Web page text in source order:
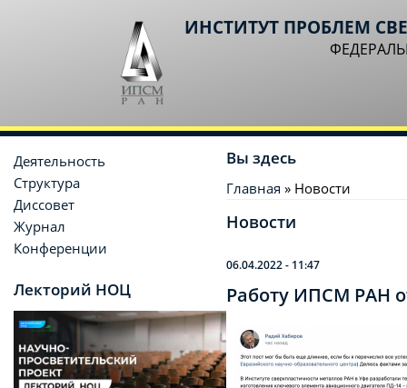
ИНСТИТУТ ПРОБЛЕМ
Вы здесь
Главная » Новости
Новости
06.04.2022 - 11:47
Работу ИПСМ РАН
Деятельность
Структура
Диссовет
Журнал
Конференции
Лекторий НОЦ